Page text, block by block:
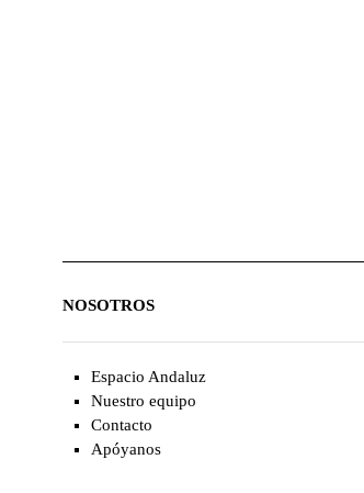
NOSOTROS
Espacio Andaluz
Nuestro equipo
Contacto
Apóyanos